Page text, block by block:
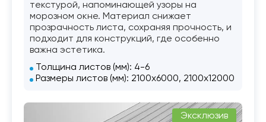
текстурой, напоминающей узоры на
морозном окне. Материал снижает
прозрачность листа, сохраняя прочность, и
подходит для конструкций, где особенно
важна эстетика.
Толщина листов (мм): 4-6
Размеры листов (мм): 2100х6000, 2100х12000
Эксклюзив